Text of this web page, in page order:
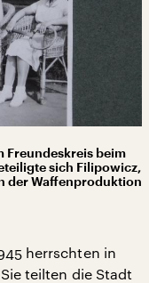
Freundeskreis beim
sich Filipowicz,
der Waffenproduktion
herrschten in
teilten die Stadt